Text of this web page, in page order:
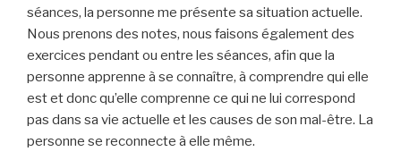
séances, la personne me présente sa situation actuelle.
Nous prenons des notes, nous faisons également des
exercices pendant ou entre les séances, afin que la
personne apprenne à se connaître, à comprendre qui elle
est et donc qu’elle comprenne ce qui ne lui correspond
pas dans sa vie actuelle et les causes de son mal-être. La
personne se reconnecte à elle même.